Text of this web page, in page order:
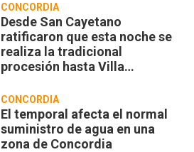
CONCORDIA
Desde San Cayetano
ratificaron que esta noche se
realiza la tradicional
procesión hasta Villa
CONCORDIA
El temporal afecta el normal
suministro de agua en una
zona de Concordia